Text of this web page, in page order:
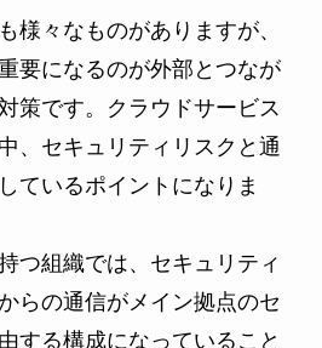
様々なものがありますが、
要になるのが外部とつなが
策です。クラウドサービス
、セキュリティリスクと通
ているポイントになりま
つ組織では、セキュリティ
らの通信がメイン拠点のセ
する構成になっていること